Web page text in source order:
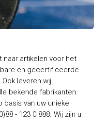
naar artikelen voor het
en gecertificeerde
leveren wij
bekende fabrikanten.
van uw unieke
- 123 0 888. Wij zijn u